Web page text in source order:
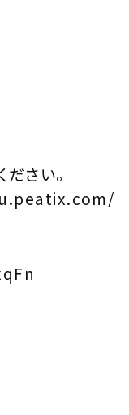
さい。